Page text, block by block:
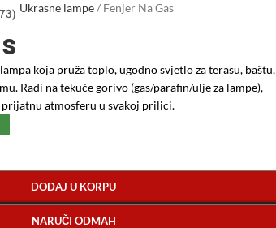
/ Ukrasne lampe/ Fenjer Na Gas
koja pruža toplo, ugodno svjetlo za terasu, baštu,
Radi na tekuće gorivo (gas/parafin/ulje za lampe),
atmosferu u svakoj prilici.
DODAJ U KORPU
NARUČI ODMAH